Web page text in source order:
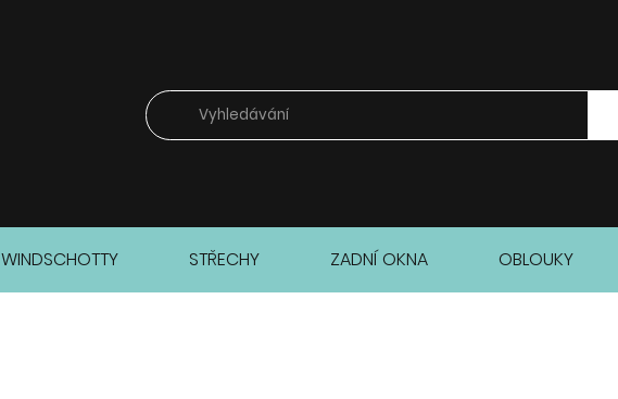
WINDSCHOTTY STŘECHY ZADNÍ OKNA OBLOUKY